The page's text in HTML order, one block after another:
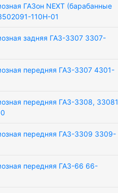
ГАЗон NEXT (барабанные
110Н-01
задняя ГАЗ-3307 3307-
передняя ГАЗ-3307 4301-
передняя ГАЗ-3308, 33081
передняя ГАЗ-3309 3309-
передняя ГАЗ-66 66-